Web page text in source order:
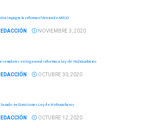
impugna la reforma eléctrica de AMLO
NOVIEMBRE 3, 2020
senadores en lo general reformas a Ley de Hidrocarburos
OCTUBRE 30, 2020
en Comisiones Ley de Hidrocarburos
OCTUBRE 12, 2020